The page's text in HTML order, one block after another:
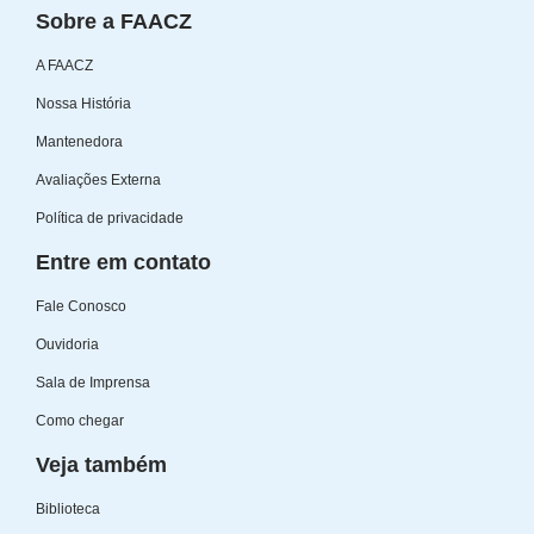
Sobre a FAACZ
A FAACZ
Nossa História
Mantenedora
Avaliações Externa
Política de privacidade
Entre em contato
Fale Conosco
Ouvidoria
Sala de Imprensa
Como chegar
Veja também
Biblioteca